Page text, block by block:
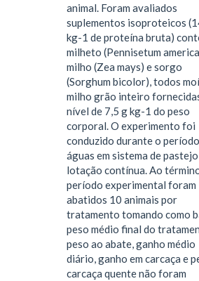
animal. Foram avaliados
suplementos isoproteicos
kg-1 de proteína bruta)
milheto (Pennisetum
milho (Zea mays) e sorgo
(Sorghum bicolor), todos
milho grão inteiro
nível de 7,5 g kg-1 do peso
corporal. O experimento foi
conduzido durante o
águas em sistema de
lotação contínua. Ao
período experimental foram
abatidos 10 animais por
tratamento tomando como
peso médio final do
peso ao abate, ganho médio
diário, ganho em carcaça e
carcaça quente não foram